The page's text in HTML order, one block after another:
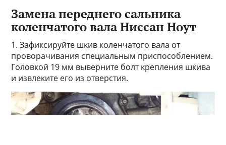
Замена переднего сальника
коленчатого вала Ниссан Ноут
1. Зафиксируйте шкив коленчатого вала от
проворачивания специальным приспособлением.
Головкой 19 мм выверните болт крепления шкива
и извлеките его из отверстия.